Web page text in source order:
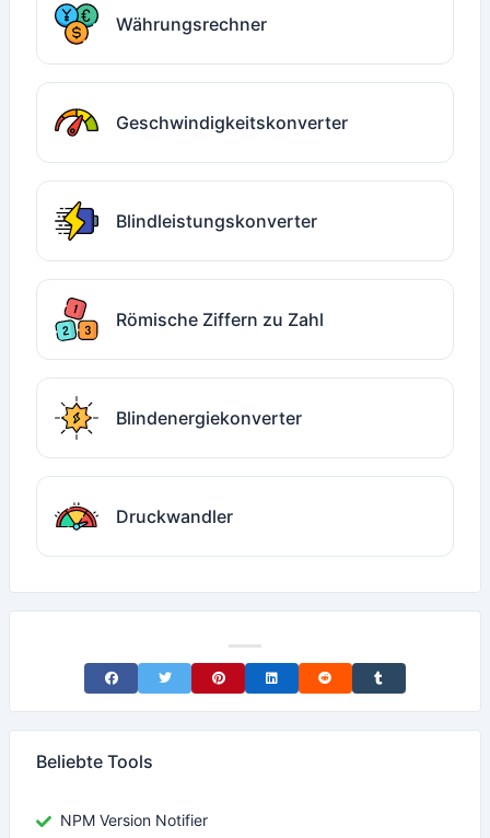
Währungsrechner
Geschwindigkeitskonverter
Blindleistungskonverter
Römische Ziffern zu Zahl
Blindenergiekonverter
Druckwandler
Share on Facebook
Share on TwitterShare on Pinterest
Share on LinkedIn
Share on RedditShare on Tumblr
Beliebte Tools
NPM Version Notifier